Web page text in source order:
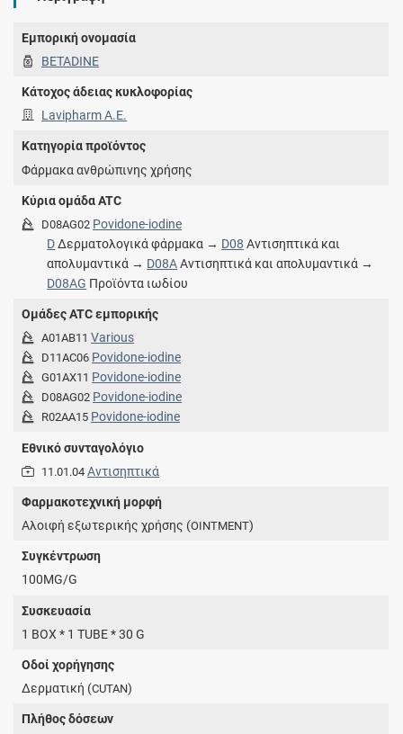
Εμπορική ονομασία
BETADINE
Κάτοχος άδειας κυκλοφορίας
Lavipharm Α.Ε.
Κατηγορία προϊόντος
Φάρμακα ανθρώπινης χρήσης
Κύρια ομάδα ATC
D08AG02 Povidone-iodine
DΔερματολογικά φάρμακα → D08 Αντισηπτικά και
απολυμαντικά → D08AΑντισηπτικά και απολυμαντικά →
D08AG Προϊόντα ιωδίου
Ομάδες ATC εμπορικής
A01AB11 Various
D11AC06 Povidone-iodine
G01AX11 Povidone-iodine
D08AG02 Povidone-iodine
R02AA15 Povidone-iodine
Εθνικό συνταγολόγιο
11.01.04 Αντισηπτικά
Φαρμακοτεχνική μορφή
Αλοιφή εξωτερικής χρήσης (OINTMENT)
Συγκέντρωση
100MG/G
Συσκευασία
1 BOX * 1 TUBE * 30 G
Οδοί χορήγησης
Δερματική (CUTAN)
Πλήθος δόσεων